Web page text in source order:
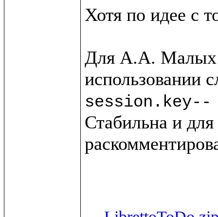
Хотя по идее с
Для А.А. Малых
session.key--
Стабильна и